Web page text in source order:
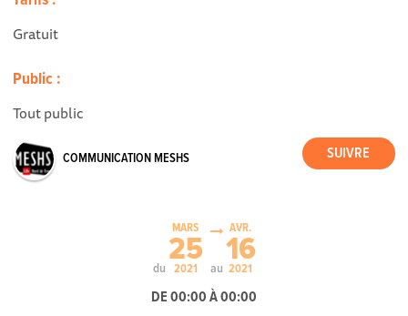
Gratuit
Public :
Tout public
COMMUNICATION MESHS
du
MARS
25
2021 au
AVR.
16
2021
DE 00:00 À 00:00